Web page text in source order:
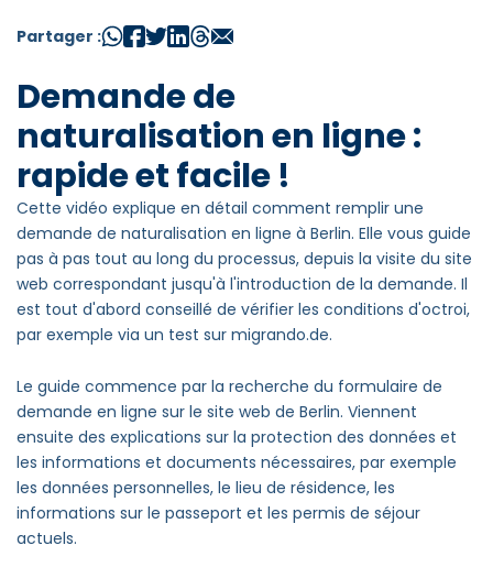
Partager :
Demande de
naturalisation en ligne :
rapide et facile !
Cette vidéo explique en détail comment remplir une
demande de naturalisation en ligne à Berlin. Elle vous guide
pas à pas tout au long du processus, depuis la visite du site
web correspondant jusqu'à l'introduction de la demande. Il
est tout d'abord conseillé de vérifier les conditions d'octroi,
par exemple via un test sur migrando.de.
Le guide commence par la recherche du formulaire de
demande en ligne sur le site web de Berlin. Viennent
ensuite des explications sur la protection des données et
les informations et documents nécessaires, par exemple
les données personnelles, le lieu de résidence, les
informations sur le passeport et les permis de séjour
actuels.